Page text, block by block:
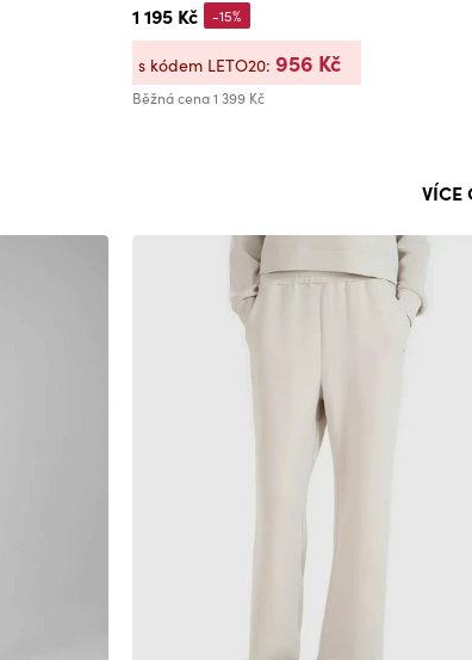
1 195 Kč
Běžná cena1 399 Kč
-15%
s kódem LETO20: 956 Kč
VÍCE